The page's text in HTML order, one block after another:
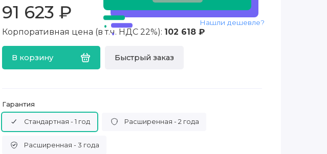
91 623 ₽
Корпоративная цена (в т.ч. НДС 22%): 102 618 ₽
В корзину Быстрый заказ
Нашли дешевле?
Гарантия
Стандартная - 1 год Расширенная - 2 года
Расширенная - 3 года